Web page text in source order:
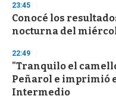
d
s
o
f
3
s
e
c
o
23:45
Conocé los
nocturna del
22:49
"Tranquilo el
Peñarol e imprimió
Intermedio